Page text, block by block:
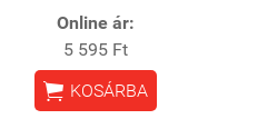
Online ár:
5 595 Ft
 KOSÁRBA